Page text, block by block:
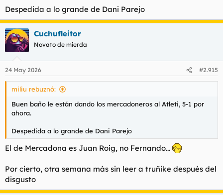
Despedida a lo grande de Dani Parejo
Cuchufleitor
Novato de mierda
24 May 2026 #2.915
miliu rebuznó:
Buen baño le están dando los mercadoneros al Atleti, 5-1 por
ahora.
Despedida a lo grande de Dani Parejo
El de Mercadona es Juan Roig, no Fernando...
Por cierto, otra semana más sin leer a truñike después del
disgusto